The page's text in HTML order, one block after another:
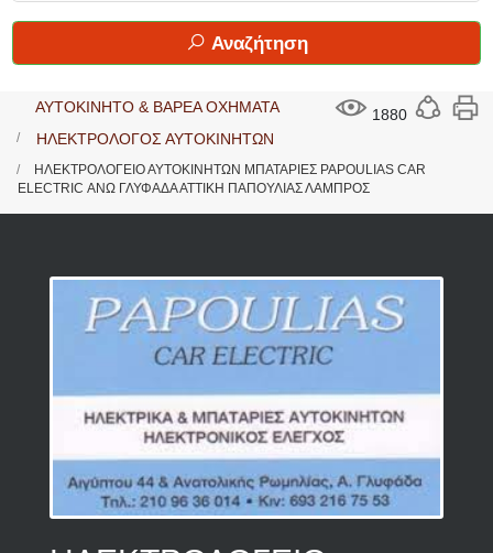
Αναζήτηση
1880
ΑΥΤΟΚΙΝΗΤΟ & ΒΑΡΕΑ ΟΧΗΜΑΤΑ
ΗΛΕΚΤΡΟΛΟΓΟΣ ΑΥΤΟΚΙΝΗΤΩΝ
ΗΛΕΚΤΡΟΛΟΓΕΙΟ ΑΥΤΟΚΙΝΗΤΩΝ ΜΠΑΤΑΡΙΕΣ PAPOULIAS CAR
ELECTRIC ΑΝΩ ΓΛΥΦΑΔΑ ΑΤΤΙΚΗ ΠΑΠΟΥΛΙΑΣ ΛΑΜΠΡΟΣ